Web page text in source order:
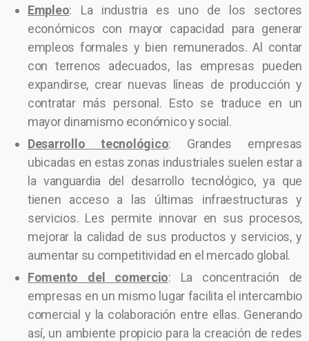
Empleo: La industria es uno de los sectores
económicos con mayor capacidad para generar
empleos formales y bien remunerados. Al contar
con terrenos adecuados, las empresas pueden
expandirse, crear nuevas líneas de producción y
contratar más personal. Esto se traduce en un
mayor dinamismo económico y social.
Desarrollo tecnológico: Grandes empresas
ubicadas en estas zonas industriales suelen estar a
la vanguardia del desarrollo tecnológico, ya que
tienen acceso a las últimas infraestructuras y
servicios. Les permite innovar en sus procesos,
mejorar la calidad de sus productos y servicios, y
aumentar su competitividad en el mercado global.
Fomento del comercio: La concentración de
empresas en un mismo lugar facilita el intercambio
comercial y la colaboración entre ellas. Generando
así, un ambiente propicio para la creación de redes